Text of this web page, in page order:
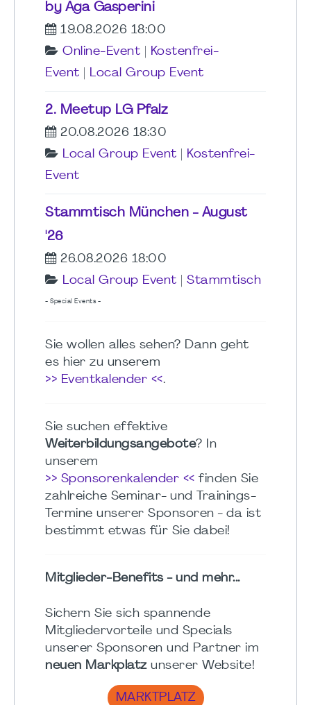
by Aga Gasperini
19.08.2026 18:00
Online-Event
Kostenfrei-
Event
Local Group Event
2. Meetup LG Pfalz
20.08.2026 18:30
Local Group Event
Kostenfrei-
Event
Stammtisch München - August
'26
26.08.2026 18:00
Local Group Event
Stammtisch
- Special Events -
Sie wollen alles sehen? Dann geht
es hier zu unserem
>> Eventkalender <<.
Sie suchen effektive
Weiterbildungsangebote? In
unserem
>> Sponsorenkalender << finden Sie
zahlreiche Seminar- und Trainings-
Termine unserer Sponsoren - da ist
bestimmt etwas für Sie dabei!
Mitglieder-Benefits - und mehr...
Sichern Sie sich spannende
Mitgliedervorteile und Specials
unserer Sponsoren und Partner im
neuen Markplatzunserer Website!
MARKTPLATZ